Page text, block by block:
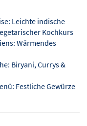
Leichte indische
Kochkurs
Wärmendes
Biryani, Currys &
Festliche Gewürze